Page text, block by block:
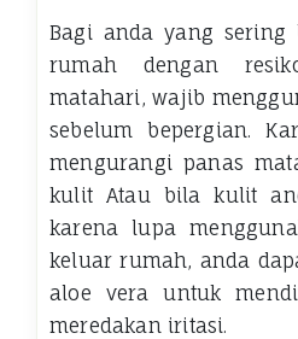
Bagi anda yang
rumah dengan
matahari, wajib
sebelum bepergian.
mengurangi panas
kulit Atau bila kulit
karena lupa
keluar rumah, anda
aloe vera untuk
meredakan iritasi.